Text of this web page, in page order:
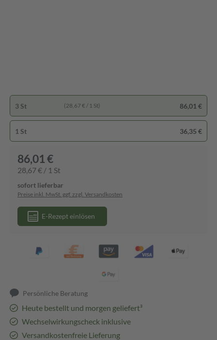
3 St (28,67 € / 1 St) 86,01 €
1 St 36,35 €
86,01 €
28,67 € / 1 St
sofort lieferbar
Preise inkl. MwSt. ggf. zzgl. Versandkosten
E-Rezept einlösen
Persönliche Beratung
Heute bestellt und morgen geliefert³
Wechselwirkungscheck inklusive
Versandkostenfreie Lieferung